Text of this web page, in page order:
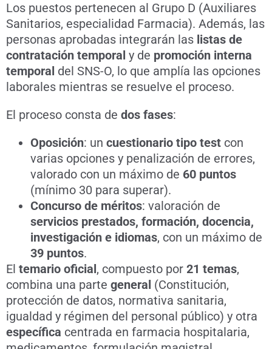
Los puestos pertenecen al Grupo D (Auxiliares
Sanitarios, especialidad Farmacia). Además, las
personas aprobadas integrarán las listas de
contratación temporal y de promoción interna
temporal del SNS-O, lo que amplía las opciones
laborales mientras se resuelve el proceso.
El proceso consta de dos fases:
Oposición: un cuestionario tipo test con
varias opciones y penalización de errores,
valorado con un máximo de 60 puntos
(mínimo 30 para superar).
Concurso de méritos: valoración de
servicios prestados, formación, docencia,
investigación e idiomas, con un máximo de
39 puntos.
El temario oficial, compuesto por 21 temas,
combina una parte general (Constitución,
protección de datos, normativa sanitaria,
igualdad y régimen del personal público) y otra
específica centrada en farmacia hospitalaria,